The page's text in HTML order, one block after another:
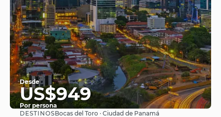
Desde
US$949
Por persona
DESTINOSBocas del Toro · Ciudad de Panamá